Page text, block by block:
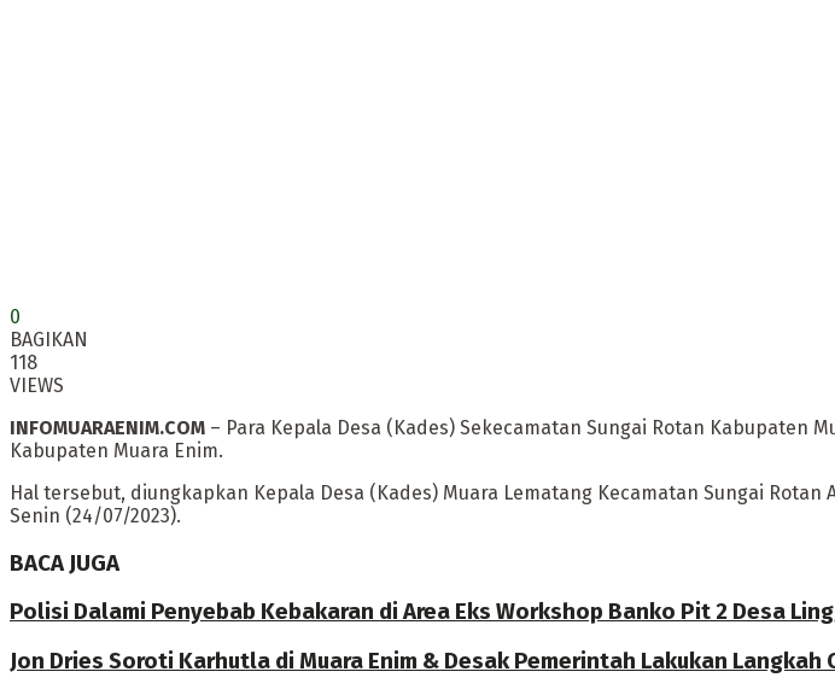
0
BAGIKAN
118
VIEWS
INFOMUARAENIM.COM – Para Kepala Desa (Kades) Sekecamatan Sungai Rotan Kabupaten
Kabupaten Muara Enim.
Hal tersebut, diungkapkan Kepala Desa (Kades) Muara Lematang Kecamatan Sungai
Senin (24/07/2023).
BACA JUGA
Polisi Dalami Penyebab Kebakaran di Area Eks Workshop Banko Pit 2 Desa
Jon Dries Soroti Karhutla di Muara Enim & Desak Pemerintah Lakukan Langkah